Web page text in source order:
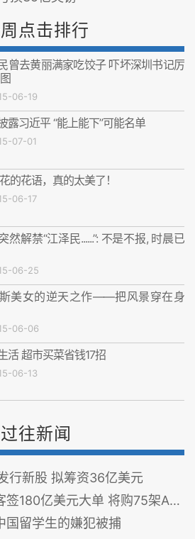
点击排行
曾去黄丽满家吃饺子 吓坏深圳书记厉
06-19
露习近平 “能上能下”可能名单
07-01
的花语，真的太美了！
06-17
然解禁“江泽民......”: 不是不报, 时晨已
06-25
美女的逆天之作——把风景穿在身
06-06
活 超市买菜省钱17招
06-13
过往新闻
行新股 拟筹资36亿美元
亿美元大单 将购75架A330客机
国留学生的嫌犯被捕